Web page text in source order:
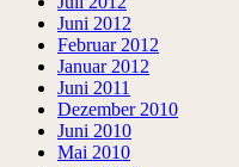
Juni 2012
Februar 2012
Januar 2012
Juni 2011
Dezember 2010
Juni 2010
Mai 2010